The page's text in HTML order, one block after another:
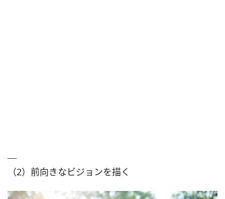
（2）前向きなビジョンを描く